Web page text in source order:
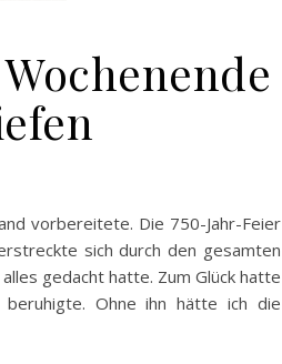
vorbereitete. Die 750-Jahr-Feier
sich durch den gesamten
gedacht hatte. Zum Glück hatte
Ohne ihn hätte ich die